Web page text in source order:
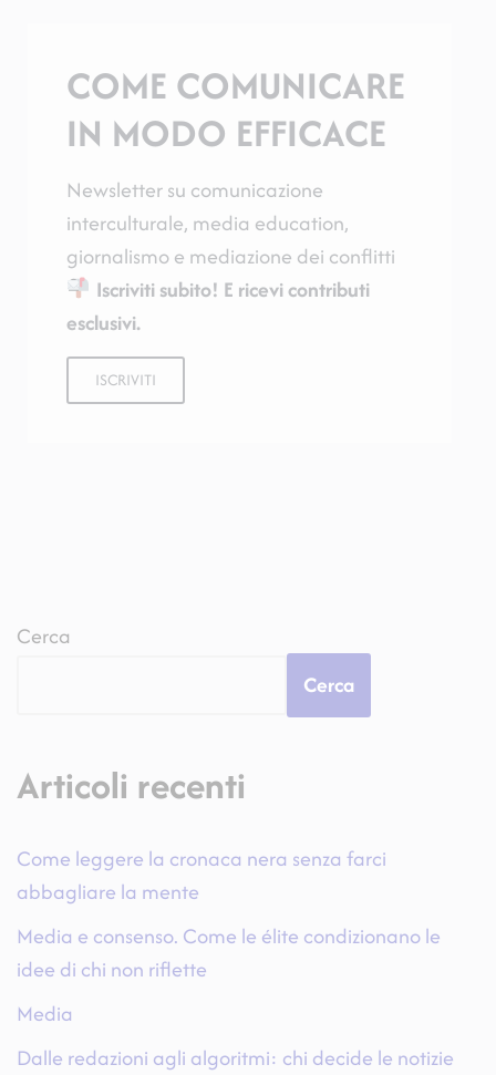
COME COMUNICARE
IN MODO EFFICACE
Newsletter su comunicazione
interculturale, media education,
giornalismo e mediazione dei conflitti
Iscriviti subito! E ricevi contributi
esclusivi.
ISCRIVITI
Cerca
Cerca
Articoli recenti
Come leggere la cronaca nera senza farci
abbagliare la mente
Media e consenso. Come le élite condizionano le
idee di chi non riflette
Media
Dalle redazioni agli algoritmi: chi decide le notizie